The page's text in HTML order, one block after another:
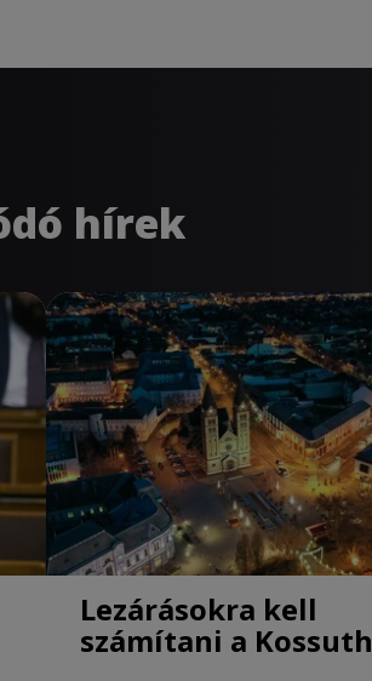
hírek
Lezárásokra kell
számítani a Kossuth